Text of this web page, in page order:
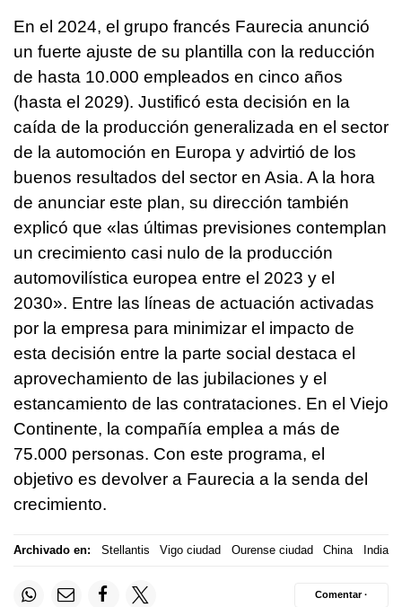
En el 2024, el grupo francés Faurecia anunció
un fuerte ajuste de su plantilla con la reducción
de hasta 10.000 empleados en cinco años
(hasta el 2029). Justificó esta decisión en la
caída de la producción generalizada en el sector
de la automoción en Europa y advirtió de los
buenos resultados del sector en Asia. A la hora
de anunciar este plan, su dirección también
explicó que «las últimas previsiones contemplan
un crecimiento casi nulo de la producción
automovilística europea entre el 2023 y el
2030». Entre las líneas de actuación activadas
por la empresa para minimizar el impacto de
esta decisión entre la parte social destaca el
aprovechamiento de las jubilaciones y el
estancamiento de las contrataciones. En el Viejo
Continente, la compañía emplea a más de
75.000 personas. Con este programa, el
objetivo es devolver a Faurecia a la senda del
crecimiento.
Archivado en: Stellantis Vigo ciudad Ourense ciudad China India
Comentar ·